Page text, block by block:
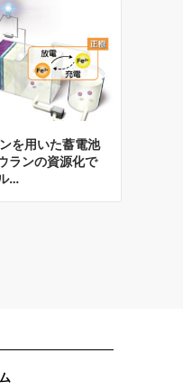
を用いた蓄電池
ランの資源化で
…